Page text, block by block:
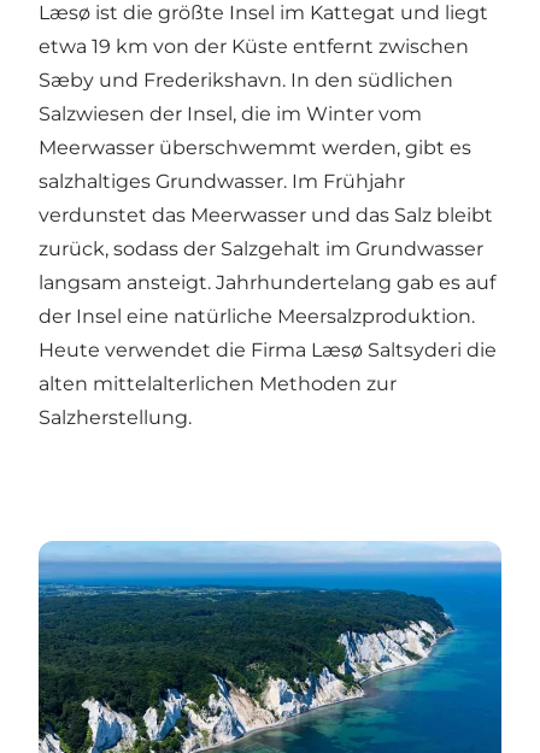
Læsø ist die größte Insel im Kattegat und liegt
etwa 19 km von der Küste entfernt zwischen
Sæby und Frederikshavn. In den südlichen
Salzwiesen der Insel, die im Winter vom
Meerwasser überschwemmt werden, gibt es
salzhaltiges Grundwasser. Im Frühjahr
verdunstet das Meerwasser und das Salz bleibt
zurück, sodass der Salzgehalt im Grundwasser
langsam ansteigt. Jahrhundertelang gab es auf
der Insel eine natürliche Meersalzproduktion.
Heute verwendet die Firma Læsø Saltsyderi die
alten mittelalterlichen Methoden zur
Salzherstellung.